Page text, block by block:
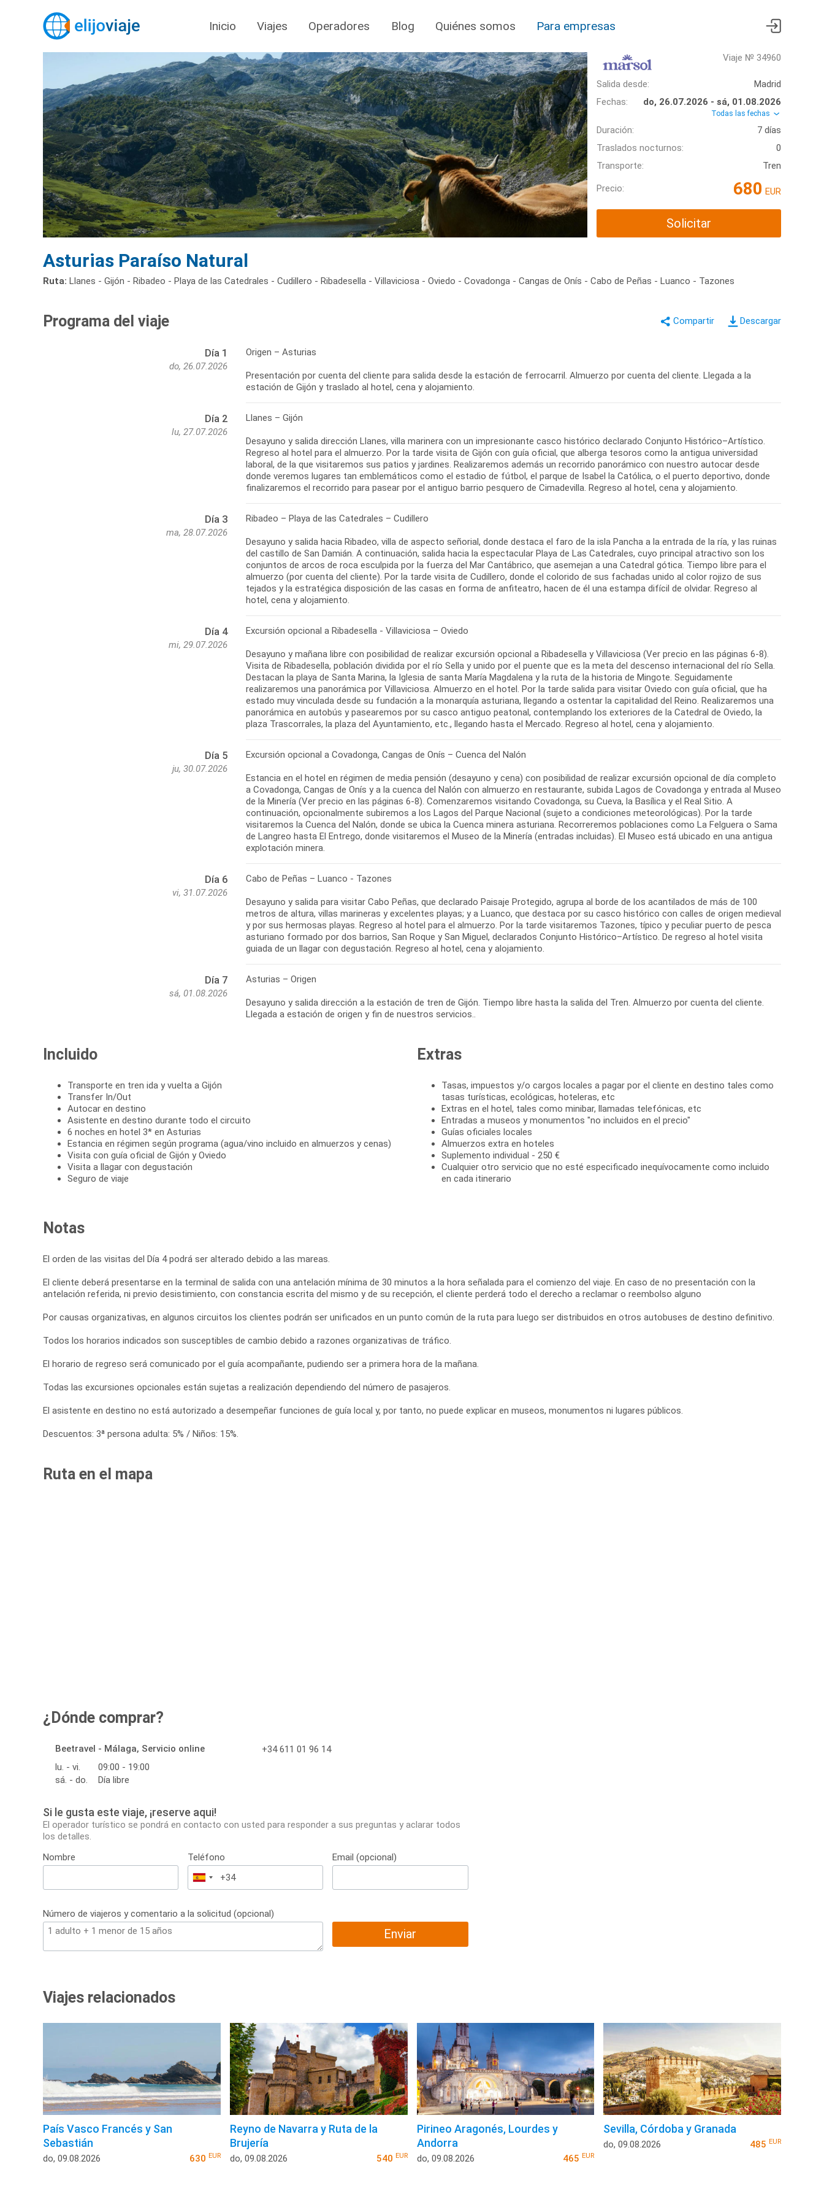
Inicio Viajes Operadores Blog Quiénes somos Para empresas
Viaje № 34960
Salida desde:
Madrid
Fechas:
do, 26.07.2026 - sá, 01.08.2026
Todas las fechas
Duración:
7 días
Traslados nocturnos:
0
Transporte:
Tren
Precio: 680 EUR
Solicitar
Asturias Paraíso Natural
Ruta: Llanes - Gijón - Ribadeo - Playa de las Catedrales - Cudillero - Ribadesella - Villaviciosa - Oviedo - Covadonga - Cangas de Onís - Cabo de Peñas - Luanco - Tazones
Descargar
Programa del viaje
Día 1
do, 26.07.2026
Origen – Asturias
Presentación por cuenta del cliente para salida desde la estación de ferrocarril. Almuerzo por cuenta del cliente. Llegada a la
estación de Gijón y traslado al hotel, cena y alojamiento.
Día 2
lu, 27.07.2026
Llanes – Gijón
Desayuno y salida dirección Llanes, villa marinera con un impresionante casco histórico declarado Conjunto Histórico–Artístico.
Regreso al hotel para el almuerzo. Por la tarde visita de Gijón con guía oficial, que alberga tesoros como la antigua universidad
laboral, de la que visitaremos sus patios y jardines. Realizaremos además un recorrido panorámico con nuestro autocar desde
donde veremos lugares tan emblemáticos como el estadio de fútbol, el parque de Isabel la Católica, o el puerto deportivo, donde
finalizaremos el recorrido para pasear por el antiguo barrio pesquero de Cimadevilla. Regreso al hotel, cena y alojamiento.
Día 3
ma, 28.07.2026
Ribadeo – Playa de las Catedrales – Cudillero
Desayuno y salida hacia Ribadeo, villa de aspecto señorial, donde destaca el faro de la isla Pancha a la entrada de la ría, y las ruinas
del castillo de San Damián. A continuación, salida hacia la espectacular Playa de Las Catedrales, cuyo principal atractivo son los
conjuntos de arcos de roca esculpida por la fuerza del Mar Cantábrico, que asemejan a una Catedral gótica. Tiempo libre para el
almuerzo (por cuenta del cliente). Por la tarde visita de Cudillero, donde el colorido de sus fachadas unido al color rojizo de sus
tejados y la estratégica disposición de las casas en forma de anfiteatro, hacen de él una estampa difícil de olvidar. Regreso al
hotel, cena y alojamiento.
Día 4
mi, 29.07.2026
Excursión opcional a Ribadesella - Villaviciosa – Oviedo
Desayuno y mañana libre con posibilidad de realizar excursión opcional a Ribadesella y Villaviciosa (Ver precio en las páginas 6-8).
Visita de Ribadesella, población dividida por el río Sella y unido por el puente que es la meta del descenso internacional del río Sella.
Destacan la playa de Santa Marina, la Iglesia de santa María Magdalena y la ruta de la historia de Mingote. Seguidamente
realizaremos una panorámica por Villaviciosa. Almuerzo en el hotel. Por la tarde salida para visitar Oviedo con guía oficial, que ha
estado muy vinculada desde su fundación a la monarquía asturiana, llegando a ostentar la capitalidad del Reino. Realizaremos una
panorámica en autobús y pasearemos por su casco antiguo peatonal, contemplando los exteriores de la Catedral de Oviedo, la
Día 5
ju, 30.07.2026
Excursión opcional a Covadonga, Cangas de Onís – Cuenca del Nalón
Estancia en el hotel en régimen de media pensión (desayuno y cena) con posibilidad de realizar excursión opcional de día completo
a Covadonga, Cangas de Onís y a la cuenca del Nalón con almuerzo en restaurante, subida Lagos de Covadonga y entrada al Museo
de la Minería (Ver precio en las páginas 6-8). Comenzaremos visitando Covadonga, su Cueva, la Basílica y el Real Sitio. A
continuación, opcionalmente subiremos a los Lagos del Parque Nacional (sujeto a condiciones meteorológicas). Por la tarde
visitaremos la Cuenca del Nalón, donde se ubica la Cuenca minera asturiana. Recorreremos poblaciones como La Felguera o Sama
de Langreo hasta El Entrego, donde visitaremos el Museo de la Minería (entradas incluidas). El Museo está ubicado en una antigua
explotación minera.
Día 6
vi, 31.07.2026
Cabo de Peñas – Luanco - Tazones
Desayuno y salida para visitar Cabo Peñas, que declarado Paisaje Protegido, agrupa al borde de los acantilados de más de 100
metros de altura, villas marineras y excelentes playas; y a Luanco, que destaca por su casco histórico con calles de origen medieval
y por sus hermosas playas. Regreso al hotel para el almuerzo. Por la tarde visitaremos Tazones, típico y peculiar puerto de pesca
asturiano formado por dos barrios, San Roque y San Miguel, declarados Conjunto Histórico–Artístico. De regreso al hotel visita
guiada de un llagar con degustación. Regreso al hotel, cena y alojamiento.
Día 7
sá, 01.08.2026
Asturias – Origen
Desayuno y salida dirección a la estación de tren de Gijón. Tiempo libre hasta la salida del Tren. Almuerzo por cuenta del cliente.
Llegada a estación de origen y fin de nuestros servicios..
Incluido
Transporte en tren ida y vuelta a Gijón
Transfer In/Out
Autocar en destino
Asistente en destino durante todo el circuito
6 noches en hotel 3* en Asturias
Estancia en régimen según programa (agua/vino incluido en almuerzos y cenas)
Visita con guía oficial de Gijón y Oviedo
Visita a llagar con degustación
Seguro de viaje
Extras
Tasas, impuestos y/o cargos locales a pagar por el cliente en destino tales como
tasas turísticas, ecológicas, hoteleras, etc
Extras en el hotel, tales como minibar, llamadas telefónicas, etc
Entradas a museos y monumentos "no incluidos en el precio"
Guías oficiales locales
Almuerzos extra en hoteles
Suplemento individual - 250 €
Cualquier otro servicio que no esté especificado inequívocamente como incluido
en cada itinerario
Notas
El orden de las visitas del Día 4 podrá ser alterado debido a las mareas.
El cliente deberá presentarse en la terminal de salida con una antelación mínima de 30 minutos a la hora señalada para el comienzo del viaje. En caso de no presentación con la
antelación referida, ni previo desistimiento, con constancia escrita del mismo y de su recepción, el cliente perderá todo el derecho a reclamar o reembolso alguno
Por causas organizativas, en algunos circuitos los clientes podrán ser unificados en un punto común de la ruta para luego ser distribuidos en otros autobuses de destino definitivo.
Todos los horarios indicados son susceptibles de cambio debido a razones organizativas de tráfico.
El horario de regreso será comunicado por el guía acompañante, pudiendo ser a primera hora de la mañana.
Todas las excursiones opcionales están sujetas a realización dependiendo del número de pasajeros.
El asistente en destino no está autorizado a desempeñar funciones de guía local y, por tanto, no puede explicar en museos, monumentos ni lugares públicos.
Descuentos: 3ª persona adulta: 5% / Niños: 15%.
Ruta en el mapa
¿Dónde comprar?
Beetravel - Málaga, Servicio online
lu. - vi.
09:00 - 19:00
sá. - do.
Día libre
+34 611 01 96 14
Si le gusta este viaje, ¡reserve aqui!
El operador turístico se pondrá en contacto con usted para responder a sus preguntas y aclarar todos
los detalles.
Nombre
Teléfono
España
+34
Email (opcional)
Número de viajeros y comentario a la solicitud (opcional)
Enviar
Viajes relacionados
País Vasco Francés y San
Sebastián
do, 09.08.2026 630 EUR
Reyno de Navarra y Ruta de la
Brujería
do, 09.08.2026 540 EUR
Pirineo Aragonés, Lourdes y
Andorra
do, 09.08.2026 465EUR
Sevilla, Córdoba y Granada
do, 09.08.2026 485 EUR